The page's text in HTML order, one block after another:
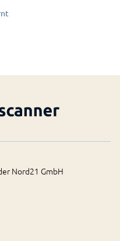
Nord21 GmbH